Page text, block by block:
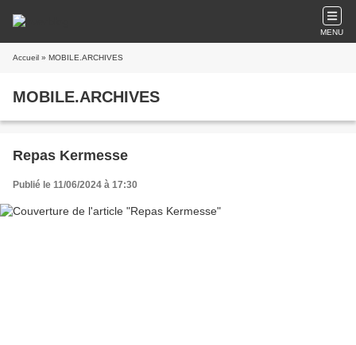
MENU
Accueil » MOBILE.ARCHIVES
MOBILE.ARCHIVES
Repas Kermesse
Publié le 11/06/2024 à 17:30